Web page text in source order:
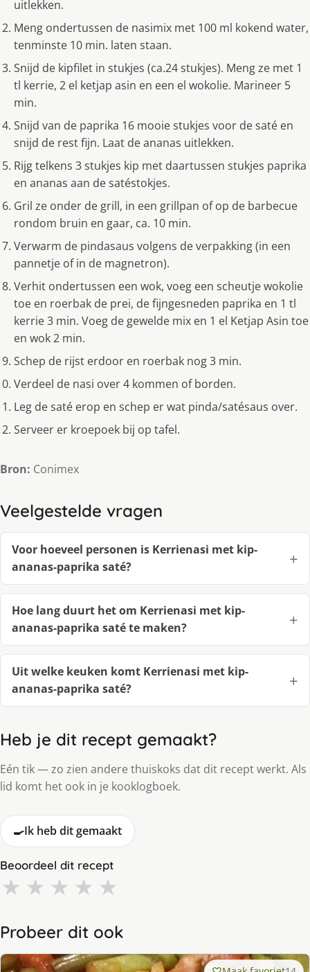
uitlekken.
Meng ondertussen de nasimix met 100 ml kokend water,
tenminste 10 min. laten staan.
Snijd de kipfilet in stukjes (ca.24 stukjes). Meng ze met 1
tl kerrie, 2 el ketjap asin en een el wokolie. Marineer 5
min.
Snijd van de paprika 16 mooie stukjes voor de saté en
snijd de rest fijn. Laat de ananas uitlekken.
Rijg telkens 3 stukjes kip met daartussen stukjes paprika
en ananas aan de satéstokjes.
Gril ze onder de grill, in een grillpan of op de barbecue
rondom bruin en gaar, ca. 10 min.
Verwarm de pindasaus volgens de verpakking (in een
pannetje of in de magnetron).
Verhit ondertussen een wok, voeg een scheutje wokolie
toe en roerbak de prei, de fijngesneden paprika en 1 tl
kerrie 3 min. Voeg de gewelde mix en 1 el Ketjap Asin toe
en wok 2 min.
Schep de rijst erdoor en roerbak nog 3 min.
Verdeel de nasi over 4 kommen of borden.
Leg de saté erop en schep er wat pinda/satésaus over.
Serveer er kroepoek bij op tafel.
Bron: Conimex
Veelgestelde vragen
Voor hoeveel personen is Kerrienasi met kip-
ananas-paprika saté?
Hoe lang duurt het om Kerrienasi met kip-
ananas-paprika saté te maken?
Uit welke keuken komt Kerrienasi met kip-
ananas-paprika saté?
Heb je dit recept gemaakt?
Eén tik — zo zien andere thuiskoks dat dit recept werkt. Als
lid komt het ook in je kooklogboek.
🍳Ik heb dit gemaakt
Beoordeel dit recept
★ ★ ★ ★ ★
Probeer dit ook